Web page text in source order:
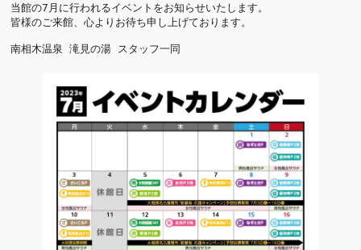
当館の7月に行われるイベントをお知らせいたします。
皆様のご来館、心よりお待ち申し上げております。
南相木温泉 滝見の湯 スタッフ一同